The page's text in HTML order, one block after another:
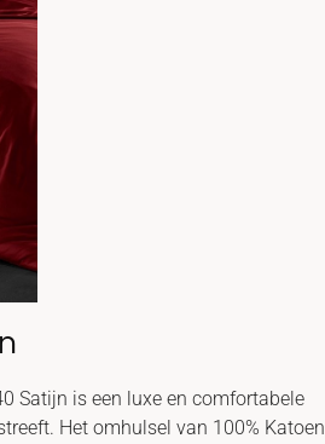
Satijn is een luxe en comfortabele
Het omhulsel van 100% Katoen